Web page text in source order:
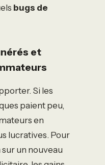
bugs de
et
Si les
paient peu,
en
lucratives. Pour
un nouveau